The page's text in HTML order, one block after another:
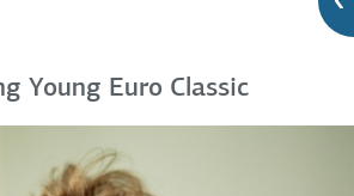
Young Euro Classic